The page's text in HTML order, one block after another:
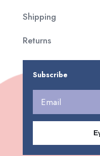
Shipping
Returns
Subscribe